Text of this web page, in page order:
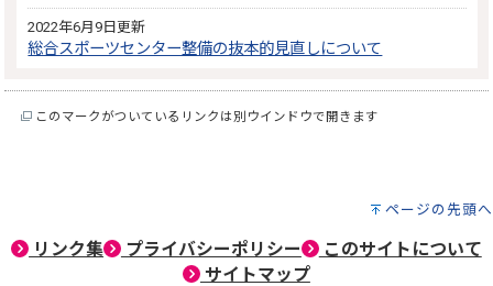
2022年6月9日更新
総合スポーツセンター整備の抜本的見直しについて
このマークがついているリンクは別ウインドウで開きます
ページの先頭へ
リンク集 プライバシーポリシー
このサイトについて
サイトマップ